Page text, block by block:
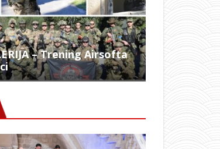
– Trening Airsofta
FOTO –